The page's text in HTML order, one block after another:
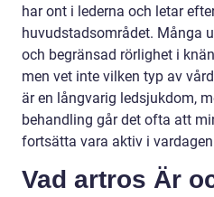
har ont i lederna och letar
huvudstadsområdet. Många
och begränsad rörlighet i
men vet inte vilken typ av
är en långvarig ledsjukdom,
behandling går det ofta att
fortsätta vara aktiv i
Vad artros Är